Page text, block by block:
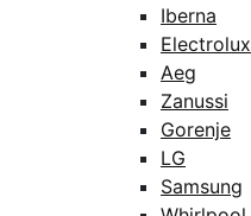
Iberna
Electrolux
Aeg
Zanussi
Gorenje
LG
Samsung